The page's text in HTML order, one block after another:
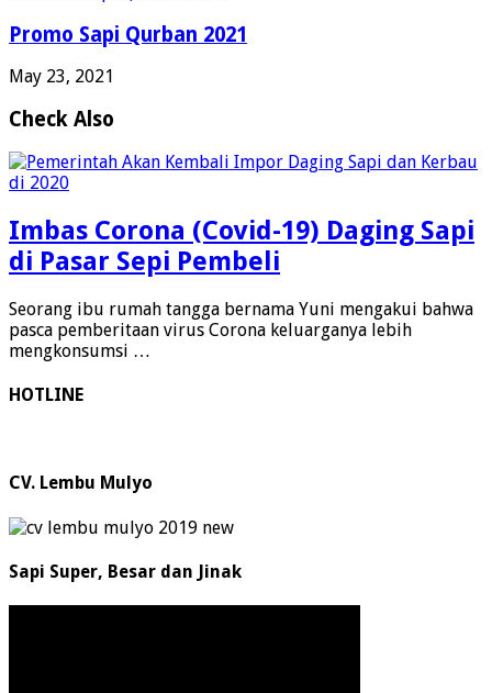
Promo Sapi Qurban 2021
May 23, 2021
Check Also
Imbas Corona (Covid-19) Daging Sapi
di Pasar Sepi Pembeli
Seorang ibu rumah tangga bernama Yuni mengakui bahwa
pasca pemberitaan virus Corona keluarganya lebih
mengkonsumsi …
HOTLINE
CV. Lembu Mulyo
Sapi Super, Besar dan Jinak